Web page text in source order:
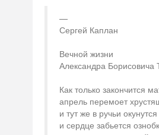
Сергей Каплан
Вечной жизни
Александра
Как только закончится
апрель перемоет
и тут же в ручьи
и сердце забьется